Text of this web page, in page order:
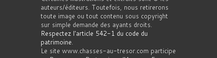
auteurs/éditeurs. Toutefois, nous retirerons
toute image ou tout contenu sous copyright
sur simple demande des ayants droits.
Respectez l'article 542-1 du code du
patrimoine.
Le site www.chasses-au-tresor.com participe